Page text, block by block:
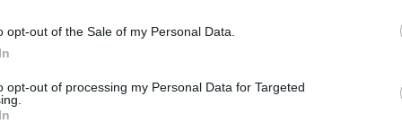
opt-out of the Sale of my Personal Data.
opt-out of processing my Personal Data for Targeted
- 12:38